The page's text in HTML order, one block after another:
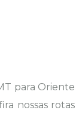
para Oriente
nossas rotas